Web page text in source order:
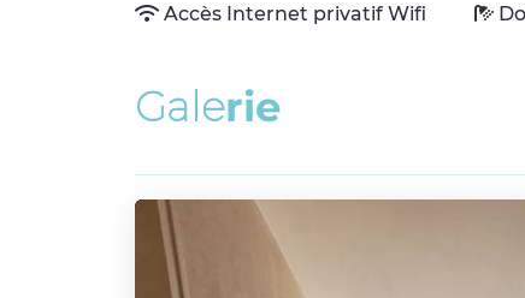
Accès Internet privatif Wifi
Galerie